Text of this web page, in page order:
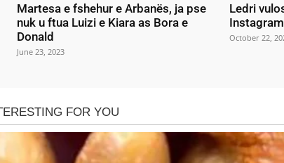
Martesa e fshehur e Arbanës, ja pse
nuk u ftua Luizi e Kiara as Bora e
Donald
June 23, 2023
Ledri
October 22,